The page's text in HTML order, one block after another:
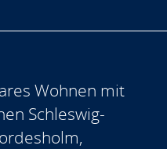
Wohnen mit
Schleswig-